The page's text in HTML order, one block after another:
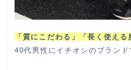
「質にこだわる」「長く使える
40代男性にイチオシのブランド